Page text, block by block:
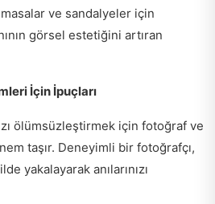
ve sandalyeler için
görsel estetiğini artıran
İçin İpuçları
ölümsüzleştirmek için fotoğraf ve
taşır. Deneyimli bir fotoğrafçı,
yakalayarak anılarınızı